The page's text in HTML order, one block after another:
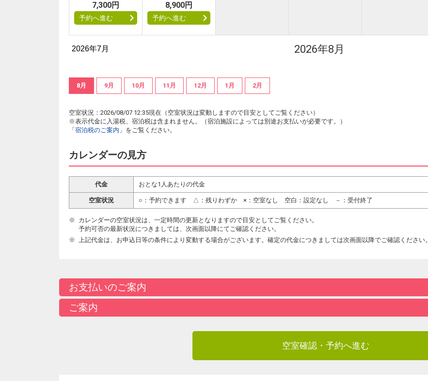
7,300円
予約へ進む
8,900円
予約へ進む
2026年7月 2026年8月
8月 9月 10月 11月 12月 1月 2月
空室状況：2026/08/07 12:35現在（空室状況は変動しますので目安としてご覧ください）
※表示代金に入湯税、宿泊税は含まれません。（宿泊施設によっては別途お支払いが必要です。）
「 宿泊税のご案内 」をご覧ください。
カレンダーの見方
代金 おとな1人あたりの代金
空室状況 ○：予約できます △：残りわずか ×：空室なし 空白：設定なし －：受付終了
カレンダーの空室状況は、一定時間の更新となりますので目安としてご覧ください。
予約可否の最新状況につきましては、次画面以降にてご確認ください。
上記代金は、お申込日等の条件により変動する場合がございます。確定の代金につきましては次画面以降でご確認ください。
お支払いのご案内
ご案内
空室確認・予約へ進む